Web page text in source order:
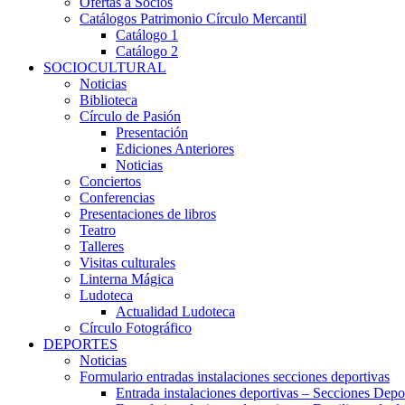
Catálogos Patrimonio Círculo Mercantil
Catálogo 1
Catálogo 2
SOCIOCULTURAL
Noticias
Biblioteca
Círculo de Pasión
Presentación
Ediciones Anteriores
Noticias
Conciertos
Conferencias
Presentaciones de libros
Teatro
Talleres
Visitas culturales
Linterna Mágica
Ludoteca
Actualidad Ludoteca
Círculo Fotográfico
DEPORTES
Noticias
Formulario entradas instalaciones secciones deportivas
Entrada instalaciones deportivas – Secciones